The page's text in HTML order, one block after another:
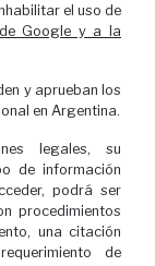
el uso de
Google y a la
y aprueban los
en Argentina.
legales, su
de información
podrá ser
procedimientos
una citación
de